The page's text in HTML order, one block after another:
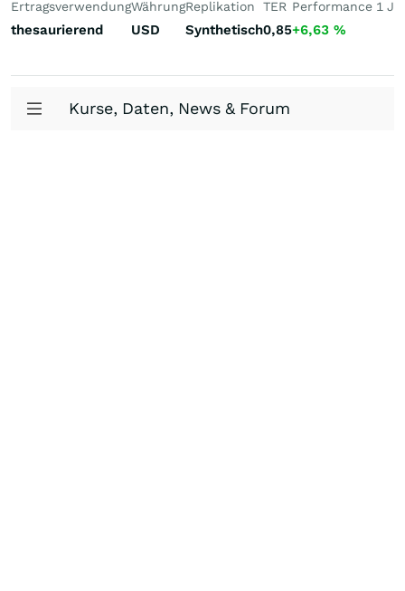
Ertragsverwendung
thesaurierend
Währung
USD
Replikation
Synthetisch
TER
0,85
Performance 1 J
+6,63 %
Kurse, Daten, News & Forum